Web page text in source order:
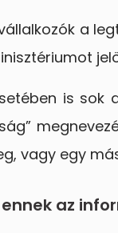
a
is sok
vagy egy
az